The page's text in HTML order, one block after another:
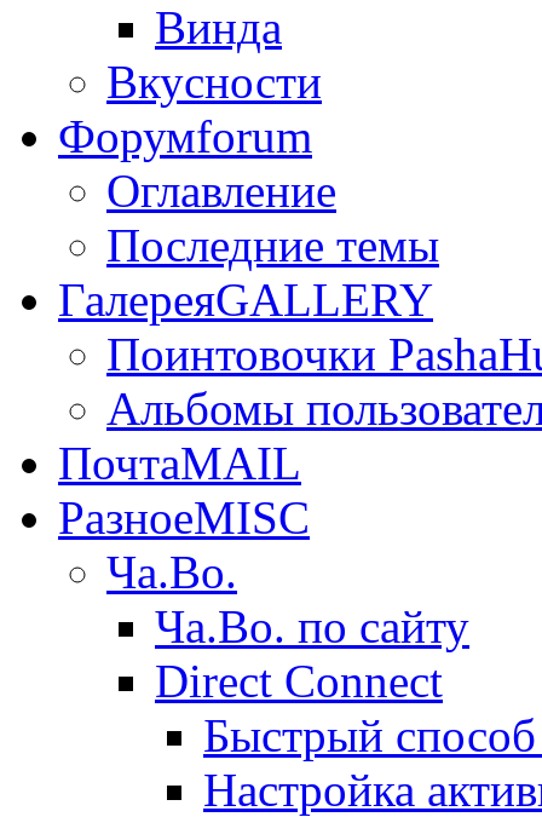
Винда
Вкусности
Форумforum
Оглавление
Последние темы
ГалереяGALLERY
Поинтовочки
Альбомы
ПочтаMAIL
РазноеMISC
Ча.Во.
Ча.Во. по сайту
Direct Connect
Быстрый
Настройка